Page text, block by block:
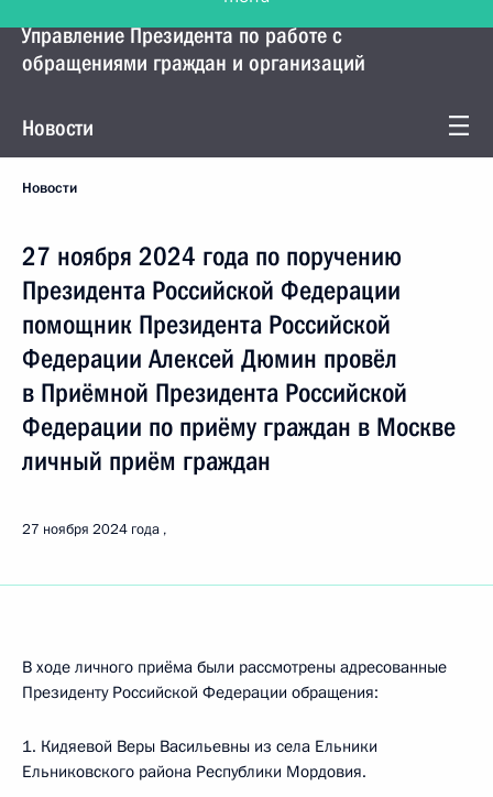
Управление Президента по работе с
обращениями граждан и организаций
Новости
Новости
27 ноября 2024 года по поручению
Президента Российской Федерации
помощник Президента Российской
Федерации Алексей Дюмин провёл
в Приёмной Президента Российской
Федерации по приёму граждан в Москве
личный приём граждан
27 ноября 2024 года
В ходе личного приёма были рассмотрены адресованные
Президенту Российской Федерации обращения:
1. Кидяевой Веры Васильевны из села Ельники
Ельниковского района Республики Мордовия.